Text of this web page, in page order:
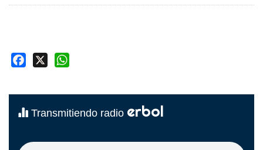
Facebook
Transmitiendo radio erbol